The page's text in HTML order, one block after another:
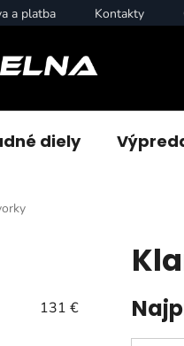
a platba Kontakty
diely
131 €